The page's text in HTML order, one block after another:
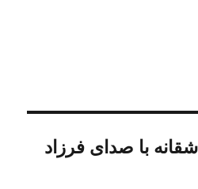
با صدای فرزاد